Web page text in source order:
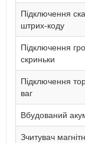
Підключення
штрих-коду
Підключення
скриньки
Підключення
ваг
Вбудований
Зчитувач